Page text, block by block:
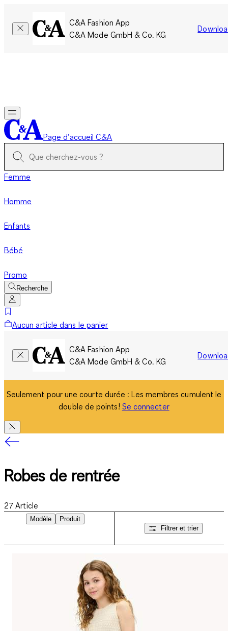
C&A Fashion App
C&A Mode GmbH & Co. KG
Page d’accueil C&A
Femme
Homme
Enfants
Bébé
Promo
Recherche
Aucun article dans le panier
C&A Fashion App
C&A Mode GmbH & Co. KG
Seulement pour une courte durée : Les membres cumulent le
double de points! Se connecter
Robes de rentrée
27 Article
Modèle
Produit
Filtrer et trier